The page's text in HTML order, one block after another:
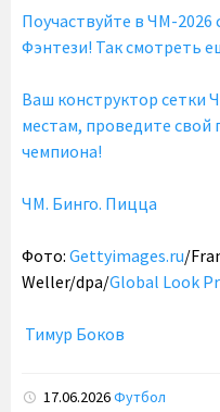
Поучаствуйте в ЧМ-2026
Фэнтези! Так смотреть
Ваш конструктор сетки
местам, проведите
чемпиона!
ЧМ. Бинго. Пицца
Фото: Gettyimages.ru/
Weller/dpa/Global Look
Тимур Боков
17.06.2026Футбол